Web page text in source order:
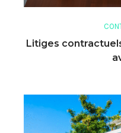
Litiges